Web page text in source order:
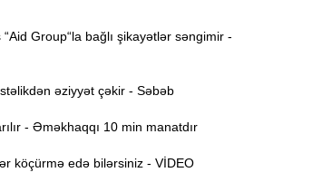
Group“la bağlı şikayətlər səngimir -
əziyyət çəkir - Səbəb
- Əməkhaqqı 10 min manatdır
köçürmə edə bilərsiniz - VİDEO